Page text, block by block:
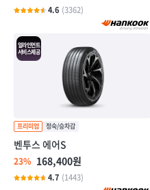
4.6 (3362)
얼라인먼트
서비스제공
벤투스 에어S
23% 168,400원
4.7 (1443)